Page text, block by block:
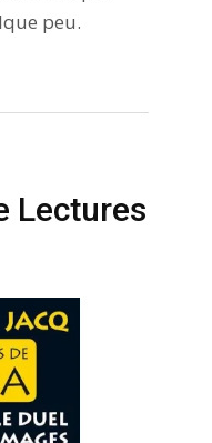
peu.
Lectures